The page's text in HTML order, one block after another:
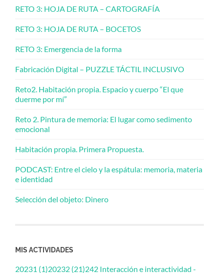
RETO 3: HOJA DE RUTA – CARTOGRAFÍA
RETO 3: HOJA DE RUTA – BOCETOS
RETO 3: Emergencia de la forma
Fabricación Digital – PUZZLE TÁCTIL INCLUSIVO
Reto2. Habitación propia. Espacio y cuerpo “El que
duerme por mí”
Reto 2. Pintura de memoria: El lugar como sedimento
emocional
Habitación propia. Primera Propuesta.
PODCAST: Entre el cielo y la espátula: memoria, materia
e identidad
Selección del objeto: Dinero
MIS ACTIVIDADES
20231 (1)20232 (21)242 Interacción e interactividad -